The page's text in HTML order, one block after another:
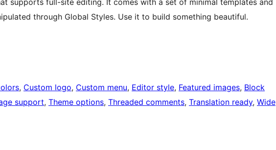
supports full-site editing. It comes with a set of minimal templates and
through Global Styles. Use it to build something beautiful.
, Custom logo, Custom menu, Editor style, Featured images, Block
support, Theme options, Threaded comments, Translation ready, Wide